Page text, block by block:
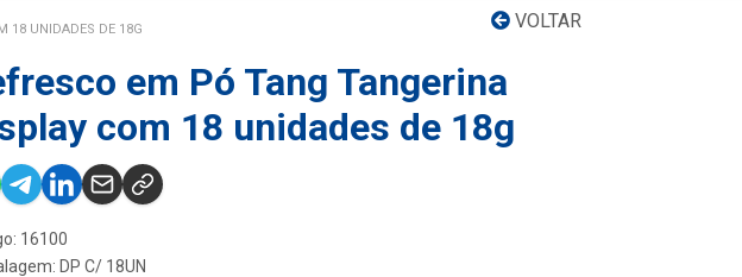
VOLTAR
18 UNIDADES DE 18G
em Pó Tang Tangerina
com 18 unidades de 18g
16100
DP C/ 18UN